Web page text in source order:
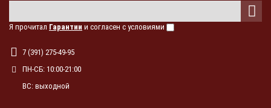
Я прочитал Гарантии и согласен с условиями
7 (391) 275-49-95
ПН-СБ: 10:00-21:00
ВС: выходной